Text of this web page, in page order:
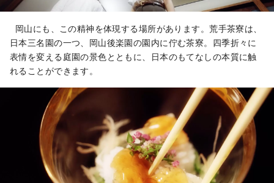
岡山にも、この精神を体現する場所があります。荒手茶寮は、
日本三名園の一つ、岡山後楽園の園内に佇む茶寮。四季折々に
表情を変える庭園の景色とともに、日本のもてなしの本質に触
れることができます。